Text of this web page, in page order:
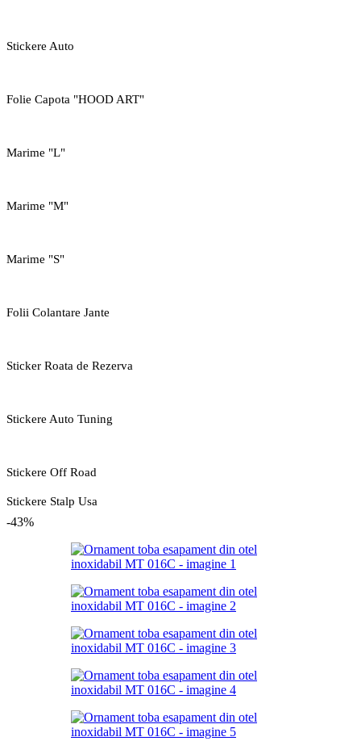
Stickere Auto
Folie Capota "HOOD ART"
Marime "L"
Marime "M"
Marime "S"
Folii Colantare Jante
Sticker Roata de Rezerva
Stickere Auto Tuning
Stickere Off Road
Stickere Stalp Usa
-43%